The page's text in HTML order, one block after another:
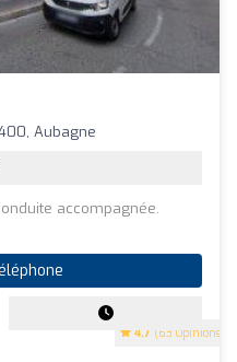
4.7 (63 Opinions)
Aubagne
accompagnée.